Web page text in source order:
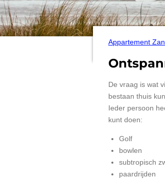
Appartement
De vraag is wat
bestaan thuis
Ieder persoon
kunt doen:
Golf
bowlen
subtropisch
paardrijden